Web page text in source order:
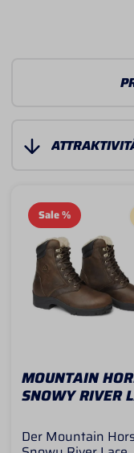
Sale%
MOUNTAIN
SNOWY RIVER
Der Mountain